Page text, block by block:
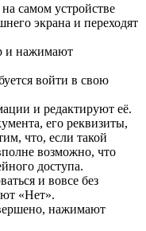
самом устройстве
экрана и переходят
и нажимают
войти в свою
и редактируют её.
его реквизиты,
что, если такой
возможно, что
доступа.
и вовсе без
«Нет».
нажимают